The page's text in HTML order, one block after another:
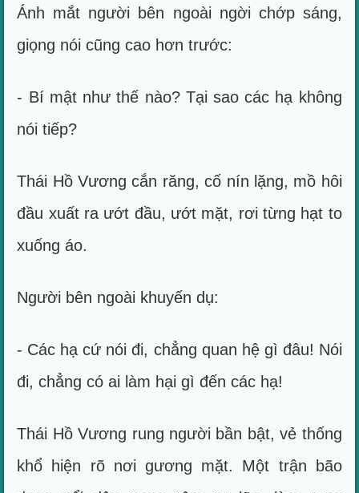
Ánh mắt người bên ngoài ngời chớp sáng,
giọng nói cũng cao hơn trước:
- Bí mật như thế nào? Tại sao các hạ không
nói tiếp?
Thái Hồ Vương cắn răng, cố nín lặng, mồ hôi
đầu xuất ra ướt đầu, ướt mặt, rơi từng hạt to
xuống áo.
Người bên ngoài khuyến dụ:
- Các hạ cứ nói đi, chẳng quan hệ gì đâu! Nói
đi, chẳng có ai làm hại gì đến các hạ!
Thái Hồ Vương rung người bần bật, vẻ thống
khổ hiện rõ nơi gương mặt. Một trận bão